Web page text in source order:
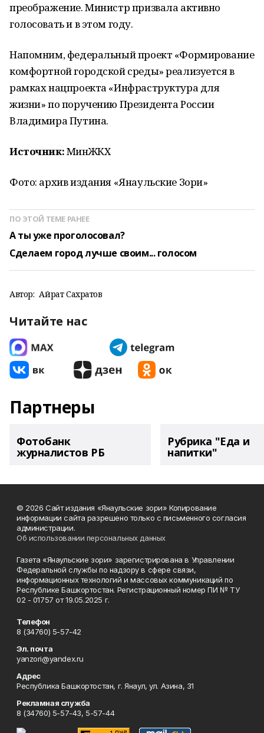
преображение. Министр призвала активно
голосовать и в этом году.
Напомним, федеральный проект «Формирование
комфортной городской среды» реализуется в
рамках нацпроекта «Инфраструктура для
жизни» по поручению Президента России
Владимира Путина.
Источник:МинЖКХ
Фото: архив издания «Янаульские Зори»
ПО ЭТОЙ ТЕМЕ РАНЕЕ
А ты уже проголосовал?
Сделаем город лучше своим... голосом
Автор: Айрат Сахратов
Читайте нас
Партнеры
Фотобанк
журналистов РБ
Рубрика "Еда и
напитки"
© 2026 Сайт издания «Янаульские зори» Копирование
информации сайта разрешено только с письменного согласия
администрации.
Об использовании персональных данных
Газета «Янаульские зори» зарегистрирована в Управлении
Федеральной службы по надзору в сфере связи,
информационных технологий и массовых коммуникаций по
Республике Башкортостан. Регистрационный номер ПИ № ТУ
02 - 01757 от 19.05.2025 г.
Телефон
8 (34760) 5-57-42
Эл. почта
yanzori@yandex.ru
Адрес
Республика Башкортостан, г. Янаул, ул. Азина, 31
Рекламная служба
8 (34760) 5-57-43, 5-57-44